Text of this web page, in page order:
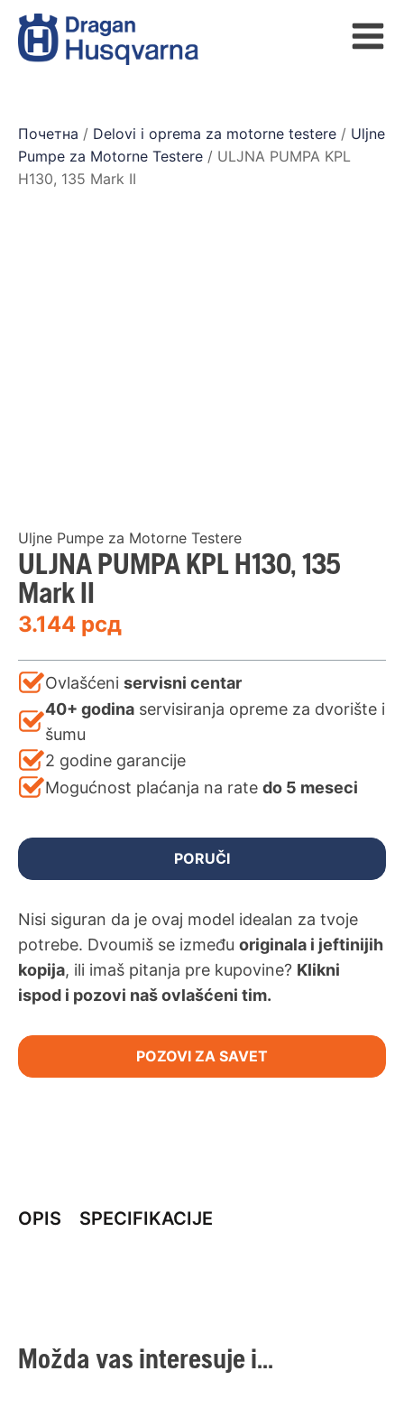
Почетна / Delovi i oprema za motorne testere / Uljne
Pumpe za Motorne Testere / ULJNA PUMPA KPL
H130, 135 Mark II
Uljne Pumpe za Motorne Testere
ULJNA PUMPA KPL H130, 135
Mark II
3.144 рсд
Ovlašćeni servisni centar
40+ godina servisiranja opreme za dvorište i
šumu
2 godine garancije
Mogućnost plaćanja na rate do 5 meseci
PORUČI
Nisi siguran da je ovaj model idealan za tvoje
potrebe. Dvoumiš se između originala i jeftinijih
kopija, ili imaš pitanja pre kupovine? Klikni
ispod i pozovi naš ovlašćeni tim.
POZOVI ZA SAVET
OPIS SPECIFIKACIJE
Možda vas interesuje i...